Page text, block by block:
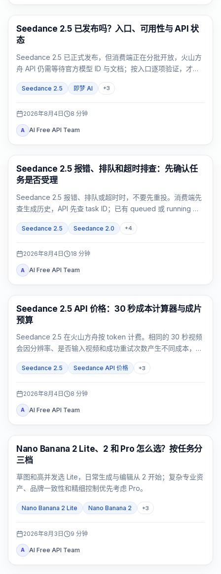
AI Video Generation
Seedance 2.5 已发布吗？入口、可用性与 API 状
态
Seedance 2.5 已正式发布，但消费端正在分批开放，火山方
舟 API 仍需等待官方模型 ID 与文档；按入口逐项验证，才能
Seedance 2.5 即梦 AI +3
2026年8月4日 8 分钟
A AI Free API Team
AI 视频
Seedance 2.5 报错、排队和超时排查：先确认任
务是否受理
Seedance 2.5 报错、排队或超时时，不要先重投。消费端先
查生成历史，API 先查 task ID；已有 queued 或 running 任
Seedance 2.5 Seedance 2.0 +4
2026年8月4日 18 分钟
A AI Free API Team
AI 视频生成
Seedance 2.5 API 价格：30 秒成本计算器与成片
预算
Seedance 2.5 在火山方舟按 token 计费。相同的 30 秒视频
会因分辨率、是否输入视频和成功重试次数产生不同成本，不
Seedance 2.5 Seedance API 价格 +3
2026年8月4日 8 分钟
A AI Free API Team
AI 图片模型
Nano Banana 2 Lite、2 和 Pro 怎么选？按任务分
三档
草图和高并发选 Lite，日常生成与编辑从 2 开始；复杂专业资
产、品牌一致性和精细控制优先考虑 Pro。
Nano Banana 2 Lite Nano Banana 2 +3
2026年8月3日 9 分钟
A AI Free API Team